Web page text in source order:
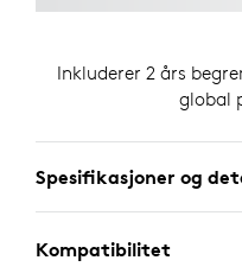
Inkluderer 2 års
global
Spesifikasjoner og
Kompatibilitet